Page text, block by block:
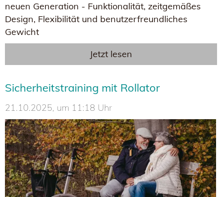
neuen Generation - Funktionalität, zeitgemäßes
Design, Flexibilität und benutzerfreundliches
Gewicht
Jetzt lesen
Sicherheitstraining mit Rollator
21.10.2025, um 11:18 Uhr